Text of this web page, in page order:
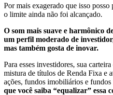
Por mais exagerado que isso
o limite ainda não foi alcançado.
O som mais suave e harmônico
um perfil moderado de
mas também gosta de inovar.
Para esses investidores, sua
mistura de títulos de Renda Fixa e
ações, fundos imobiliários e
que você saiba “equalizar” essa